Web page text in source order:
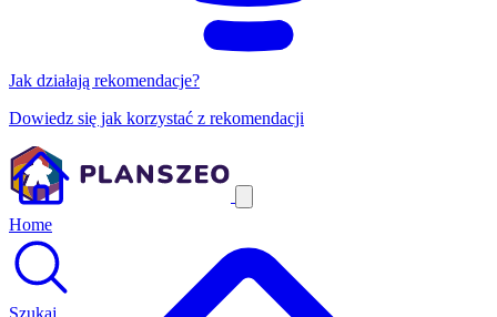
Jak działają rekomendacje?
Dowiedz się jak korzystać z rekomendacji
Home
Szukaj